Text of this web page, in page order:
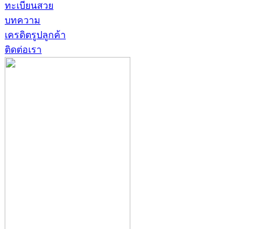
ทะเบียนสวย
บทความ
เครดิตรูปลูกค้า
ติดต่อเรา